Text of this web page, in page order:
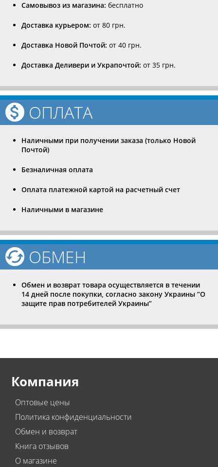
Самовывоз из магазина: бесплатно
Доставка курьером: от 80 грн.
Доставка Новой Почтой: от 40 грн.
Доставка Деливери и Украпочтой: от 35 грн.
ОПЛАТА
Наличными при получении заказа (только Новой
Почтой)
Безналичная оплата
Оплата платежной картой на расчетный счет
Наличными в магазине
ОБМЕН
Обмен и возврат товара осуществляется в течении
14 дней после покупки, согласно закону Украины “О
защите прав потребителей Украины”
Компания
Оптовые цены
Политика конфиденциальности
Обмен и возврат
Книга отзывов
О магазине